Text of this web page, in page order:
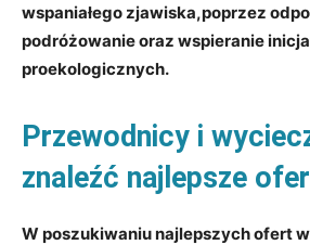
wspaniałego zjawiska,poprzez
podróżowanie oraz wspieranie
proekologicznych.
Przewodnicy i
znaleźć najlepsze
W poszukiwaniu najlepszych ofert